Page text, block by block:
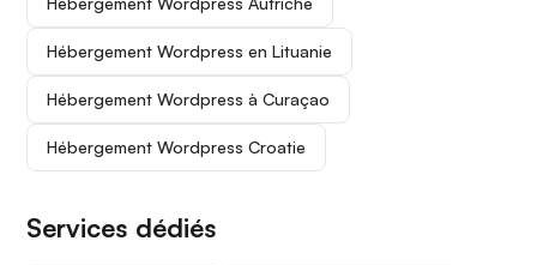
Hébergement Wordpress en Lituanie
Hébergement Wordpress à Curaçao
Hébergement Wordpress Croatie
Services dédiés